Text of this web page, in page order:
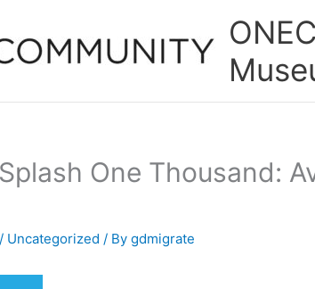
One Thousand:
/ Uncategorized / By gdmigrate